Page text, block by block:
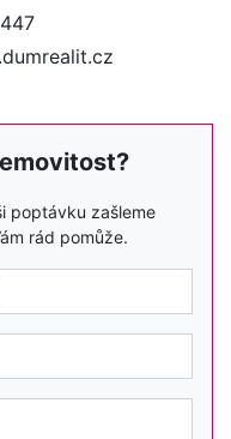
poptávku zašleme
rád pomůže.